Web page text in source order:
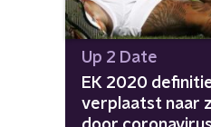
Up 2 Date
EK 2020
verplaatst naar